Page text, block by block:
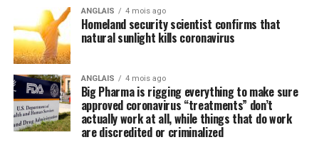
milliardaire Elon Musk, dont les travaux portent sur les
interfaces cerveaux-machines. Et des tas d’applications
qui sont aujourd’hui réservées à des personnes
handicapées ou atteintes de certains problèmes
médicaux, mais qui pourraient bien devenir accessibles
au commun des mortels d’ici quelques années.
Le rêve d’augmenter l’humain
ANGLAIS 4 mois ago
Homeland security scientist confirms that
natural sunlight kills coronavirus
ANGLAIS 4 mois ago
Big Pharma is rigging everything to make sure
approved coronavirus “treatments” don’t
actually work at all, while things that do work
are discredited or criminalized